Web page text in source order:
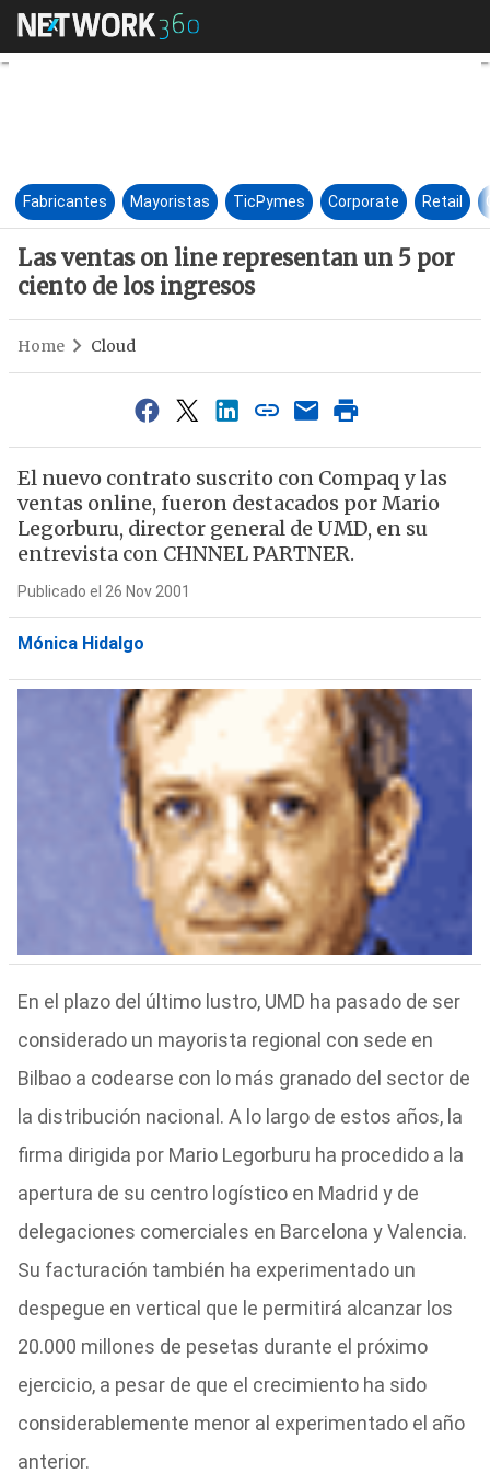
Las ventas on line
Fabricantes Mayoristas TicPymes Corporate Retail
Las ventas on line representan un 5 por
ciento de los ingresos
Home Cloud
El nuevo contrato suscrito con Compaq y las
ventas online, fueron destacados por Mario
Legorburu, director general de UMD, en su
entrevista con CHNNEL PARTNER.
Publicado el 26 Nov 2001
Mónica Hidalgo
En el plazo del último lustro, UMD ha pasado de ser
considerado un mayorista regional con sede en
Bilbao a codearse con lo más granado del sector de
la distribución nacional. A lo largo de estos años, la
firma dirigida por Mario Legorburu ha procedido a la
apertura de su centro logístico en Madrid y de
delegaciones comerciales en Barcelona y Valencia.
Su facturación también ha experimentado un
despegue en vertical que le permitirá alcanzar los
20.000 millones de pesetas durante el próximo
ejercicio, a pesar de que el crecimiento ha sido
considerablemente menor al experimentado el año
anterior.